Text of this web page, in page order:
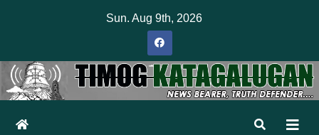
Sun. Aug 9th, 2026